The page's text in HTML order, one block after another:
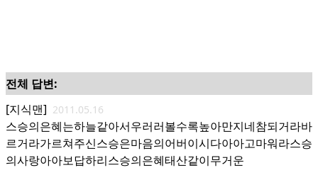
전체 답변:
[지식맨] 2011.05.16
스승의은혜는하늘같아서우러러볼수록높아만지네참되거라바
르거라가르쳐주신스승은마음의어버이시다아아고마워라스승
의사랑아아보답하리스승의은혜태산같이무거운